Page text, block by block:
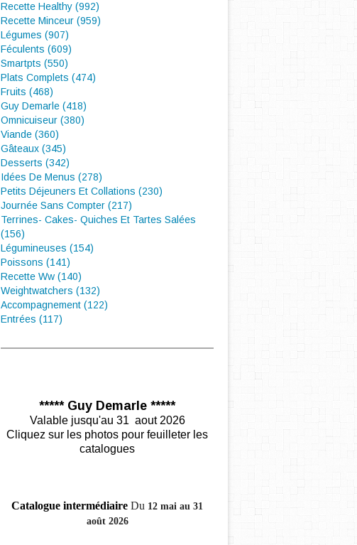
Recette Healthy (992)
Recette Minceur (959)
Légumes (907)
Féculents (609)
Smartpts (550)
Plats Complets (474)
Fruits (468)
Guy Demarle (418)
Omnicuiseur (380)
Viande (360)
Gâteaux (345)
Desserts (342)
Idées De Menus (278)
Petits Déjeuners Et Collations (230)
Journée Sans Compter (217)
Terrines- Cakes- Quiches Et Tartes Salées
(156)
Légumineuses (154)
Poissons (141)
Recette Ww (140)
Weightwatchers (132)
Accompagnement (122)
Entrées (117)
***** Guy Demarle *****
Valable jusqu'au 31 aout 2026
Cliquez sur les photos pour feuilleter les
catalogues
Catalogue intermédiaire Du 12 mai au 31
août 2026